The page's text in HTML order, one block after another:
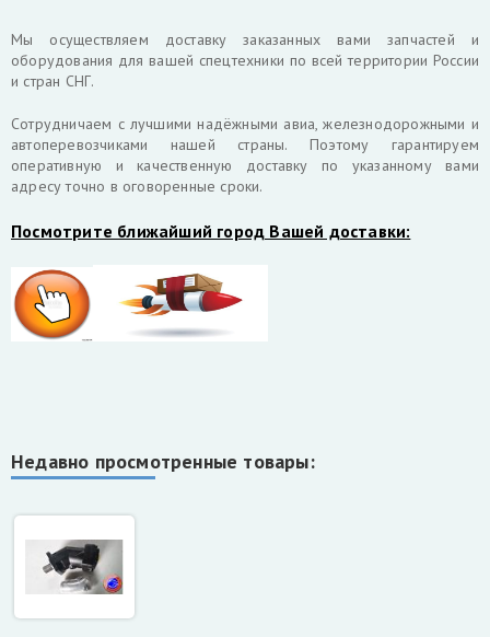
Мы осуществляем доставку заказанных вами запчастей и
оборудования для вашей спецтехники по всей территории России
и стран СНГ.
Cотрудничаем с лучшими надёжными авиа, железнодорожными и
автоперевозчиками нашей страны. Поэтому гарантируем
оперативную и качественную доставку по указанному вами
адресу точно в оговоренные сроки.
Посмотрите ближайший город Вашей доставки:
Недавно просмотренные товары: